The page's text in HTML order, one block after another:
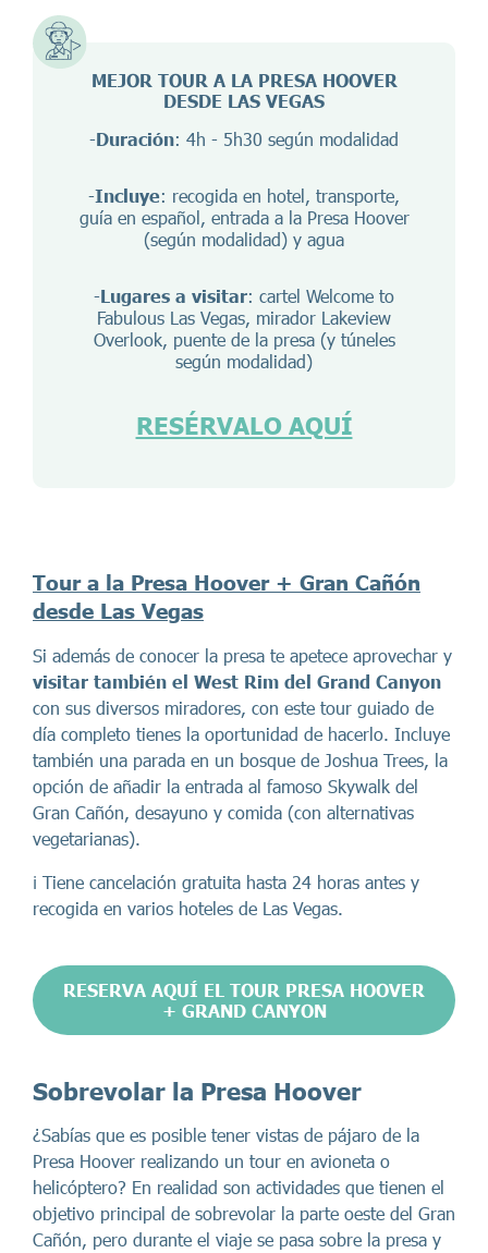
MEJOR TOUR A LA PRESA HOOVER
DESDE LAS VEGAS
-Duración: 4h - 5h30 según modalidad
-Incluye: recogida en hotel, transporte,
guía en español, entrada a la Presa Hoover
(según modalidad) y agua
-Lugares a visitar: cartel Welcome to
Fabulous Las Vegas, mirador Lakeview
Overlook, puente de la presa (y túneles
según modalidad)
RESÉRVALO AQUÍ
Tour a la Presa Hoover + Gran Cañón
desde Las Vegas
Si además de conocer la presa te apetece aprovechar y
visitar también el West Rim del Grand Canyon
con sus diversos miradores, con este tour guiado de
día completo tienes la oportunidad de hacerlo. Incluye
también una parada en un bosque de Joshua Trees, la
opción de añadir la entrada al famoso Skywalk del
Gran Cañón, desayuno y comida (con alternativas
vegetarianas).
ℹ️ Tiene cancelación gratuita hasta 24 horas antes y
recogida en varios hoteles de Las Vegas.
RESERVA AQUÍ EL TOUR PRESA HOOVER
+ GRAND CANYON
Sobrevolar la Presa Hoover
¿Sabías que es posible tener vistas de pájaro de la
Presa Hoover realizando un tour en avioneta o
helicóptero? En realidad son actividades que tienen el
objetivo principal de sobrevolar la parte oeste del Gran
Cañón, pero durante el viaje se pasa sobre la presa y